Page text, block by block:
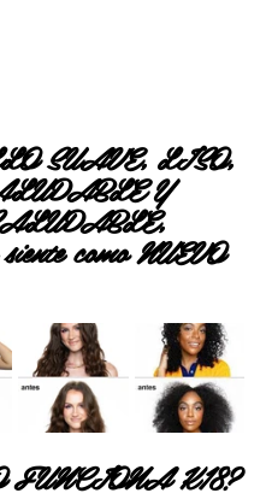
SUAVE, LISO,
Y
siente como NUEVO
FUNCIONA K18?